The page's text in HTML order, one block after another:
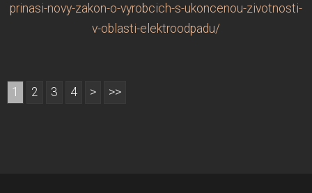
prinasi-novy-zakon-o-vyrobcich-s-ukoncenou-zivotnosti-
v-oblasti-elektroodpadu/
1 2 3 4 > >>